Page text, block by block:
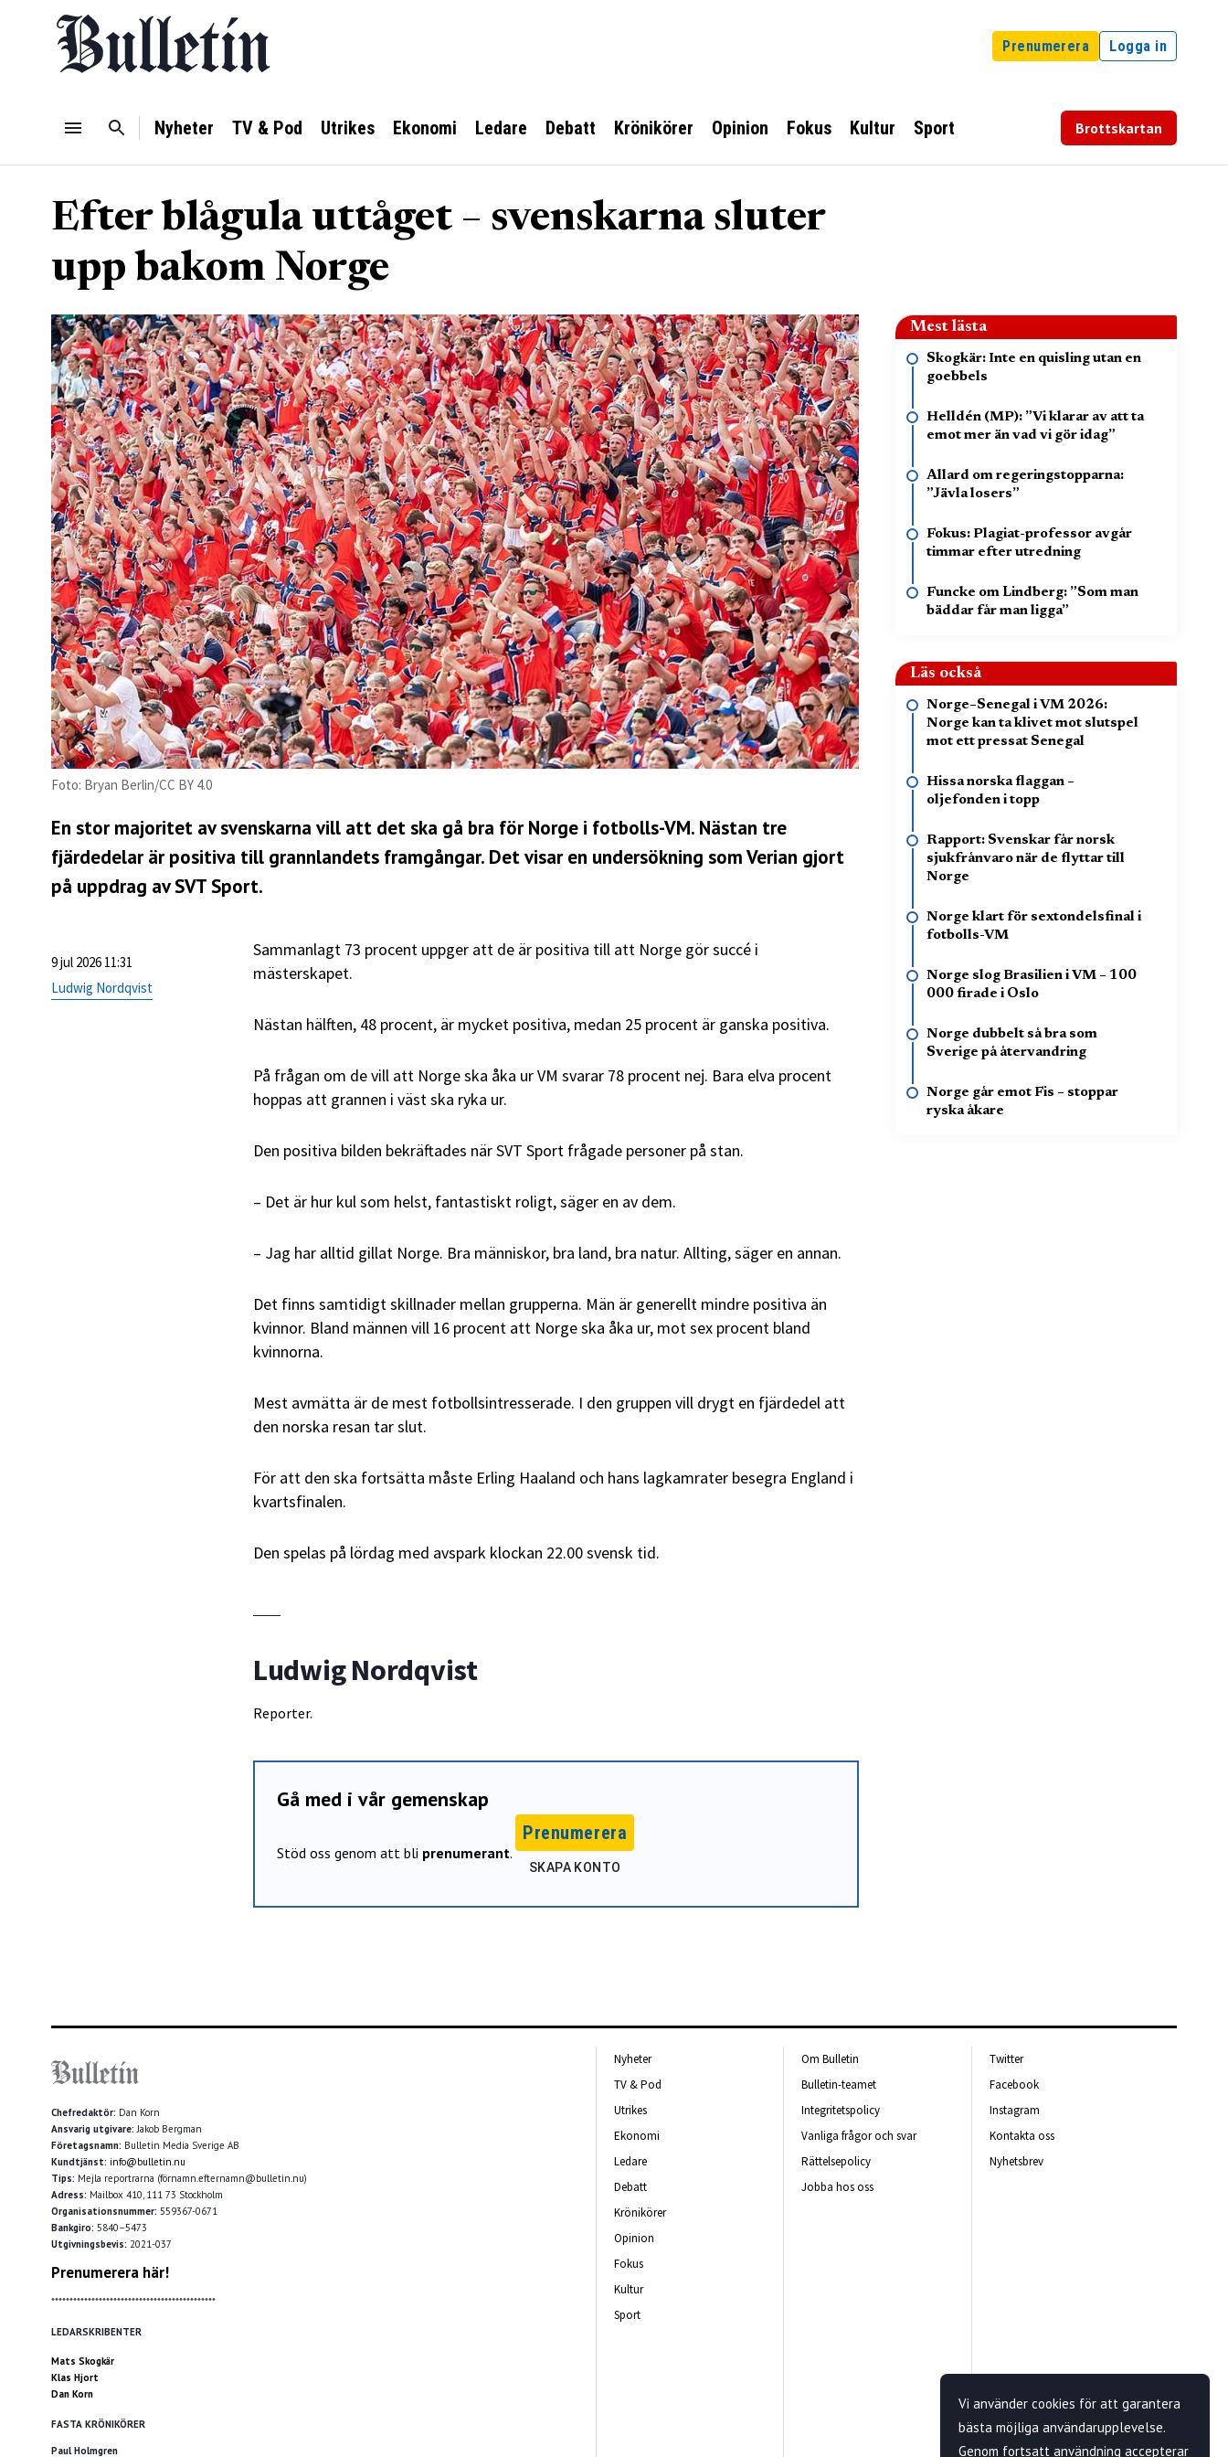
Prenumerera Logga in
Nyheter TV & Pod Utrikes Ekonomi Ledare Debatt Krönikörer Opinion Fokus Kultur Sport Brottskartan
Efter blågula uttåget – svenskarna sluter
upp bakom Norge
Foto: Bryan Berlin/CC BY 4.0
En stor majoritet av svenskarna vill att det ska gå bra för Norge i fotbolls-VM. Nästan tre
fjärdedelar är positiva till grannlandets framgångar. Det visar en undersökning som Verian gjort
på uppdrag av SVT Sport.
9 jul 2026 11:31
Ludwig Nordqvist
Sammanlagt 73 procent uppger att de är positiva till att Norge gör succé i
mästerskapet.
Nästan hälften, 48 procent, är mycket positiva, medan 25 procent är ganska positiva.
På frågan om de vill att Norge ska åka ur VM svarar 78 procent nej. Bara elva procent
hoppas att grannen i väst ska ryka ur.
Den positiva bilden bekräftades när SVT Sport frågade personer på stan.
– Det är hur kul som helst, fantastiskt roligt, säger en av dem.
– Jag har alltid gillat Norge. Bra människor, bra land, bra natur. Allting, säger en annan.
Det finns samtidigt skillnader mellan grupperna. Män är generellt mindre positiva än
kvinnor. Bland männen vill 16 procent att Norge ska åka ur, mot sex procent bland
kvinnorna.
Mest avmätta är de mest fotbollsintresserade. I den gruppen vill drygt en fjärdedel att
den norska resan tar slut.
För att den ska fortsätta måste Erling Haaland och hans lagkamrater besegra England i
kvartsfinalen.
Den spelas på lördag med avspark klockan 22.00 svensk tid.
Ludwig Nordqvist
Reporter.
Gå med i vår gemenskap
Stöd oss genom att bli prenumerant.
Prenumerera
SKAPA KONTO
Mest lästa
Skogkär: Inte en quisling utan en
goebbels
Helldén (MP): ”Vi klarar av att ta
emot mer än vad vi gör idag”
Allard om regeringstopparna:
”Jävla losers”
Fokus: Plagiat-professor avgår
timmar efter utredning
Funcke om Lindberg: ”Som man
bäddar får man ligga”
Läs också
Norge–Senegal i VM 2026:
Norge kan ta klivet mot slutspel
mot ett pressat Senegal
Hissa norska flaggan –
oljefonden i topp
Rapport: Svenskar får norsk
sjukfrånvaro när de flyttar till
Norge
Norge klart för sextondelsfinal i
fotbolls-VM
Norge slog Brasilien i VM – 100
000 firade i Oslo
Norge dubbelt så bra som
Sverige på återvandring
Norge går emot Fis – stoppar
ryska åkare
Chefredaktör: Dan Korn
Ansvarig utgivare: Jakob Bergman
Företagsnamn: Bulletin Media Sverige AB
Kundtjänst: info@bulletin.nu
Tips: Mejla reportrarna (förnamn.efternamn@bulletin.nu)
Adress: Mailbox 410, 111 73 Stockholm
Organisationsnummer: 559367-0671
Bankgiro: 5840–5473
Utgivningsbevis: 2021-037
Prenumerera här!
*********************************************
LEDARSKRIBENTER
Mats Skogkär
Klas Hjort
Dan Korn
FASTA KRÖNIKÖRER
Paul Holmgren
Nyheter
TV & Pod
Utrikes
Ekonomi
Ledare
Debatt
Krönikörer
Opinion
Fokus
Kultur
Sport
Om Bulletin
Bulletin-teamet
Integritetspolicy
Vanliga frågor och svar
Rättelsepolicy
Jobba hos oss
Twitter
Facebook
Instagram
Kontakta oss
Nyhetsbrev
Vi använder cookies för att garantera
bästa möjliga användarupplevelse.
Genom fortsatt användning accepterar